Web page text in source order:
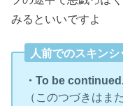
みるといいですよ
人前でのスキン
・To be
（このつづきはま